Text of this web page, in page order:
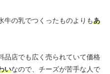
牛の乳でつくったものよりもあ
品店でも広く売られていて価格
いなので、チーズが苦手な人で